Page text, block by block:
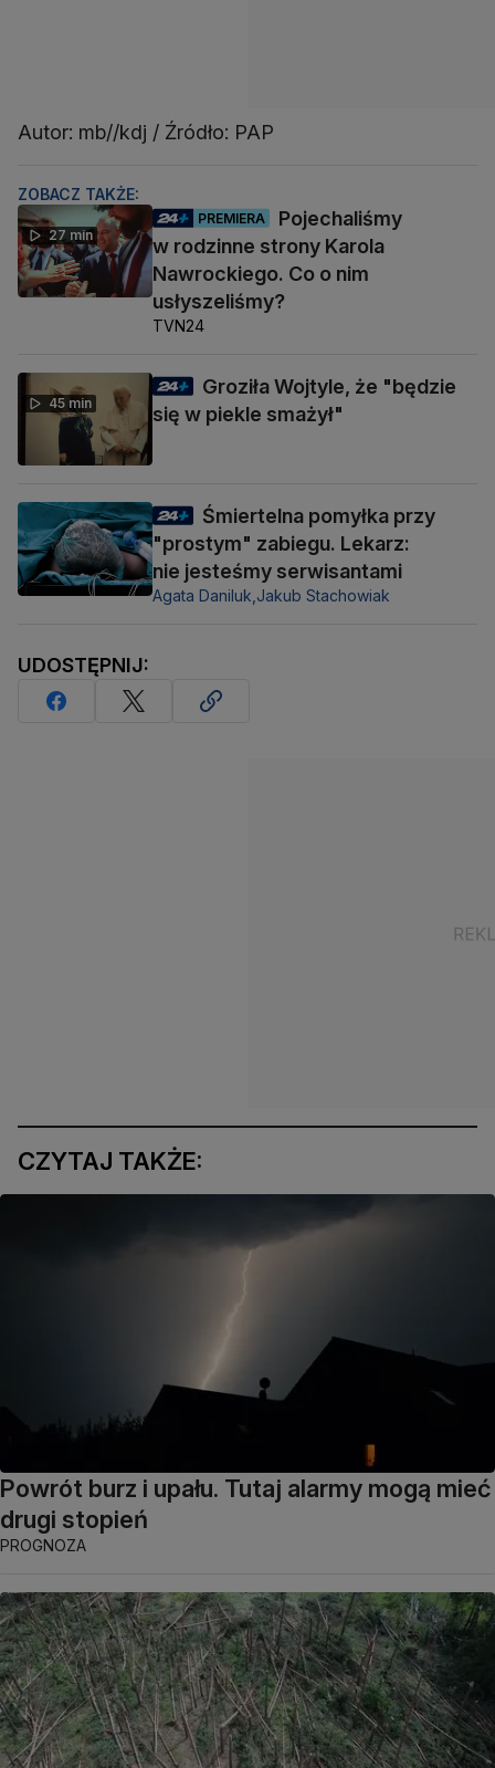
Autor: mb//kdj / Źródło: PAP
ZOBACZ TAKŻE:
27 min
PREMIERA
Pojechaliśmy
w rodzinne strony Karola
Nawrockiego. Co o nim
usłyszeliśmy?
TVN24
45 min
Groziła Wojtyle, że "będzie
się w piekle smażył"
Śmiertelna pomyłka przy
"prostym" zabiegu. Lekarz:
nie jesteśmy serwisantami
Agata Daniluk,Jakub Stachowiak
UDOSTĘPNIJ:
CZYTAJ TAKŻE:
Powrót burz i upału. Tutaj alarmy mogą mieć
drugi stopień
PROGNOZA